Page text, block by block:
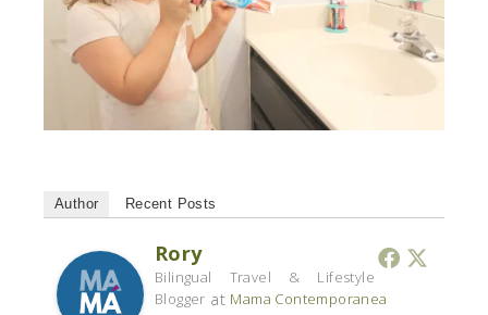
Author Recent Posts
Rory
Bilingual Travel & Lifestyle
Blogger at Mama Contemporanea